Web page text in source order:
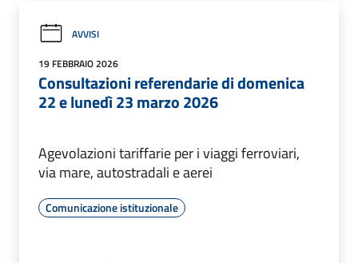
AVVISI
19 FEBBRAIO 2026
Consultazioni referendarie di domenica
22 e lunedì 23 marzo 2026
Agevolazioni tariffarie per i viaggi ferroviari,
via mare, autostradali e aerei
Comunicazione istituzionale